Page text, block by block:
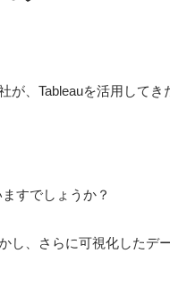
、Tableauを活用してき
すでしょうか？
し、さらに可視化したデ